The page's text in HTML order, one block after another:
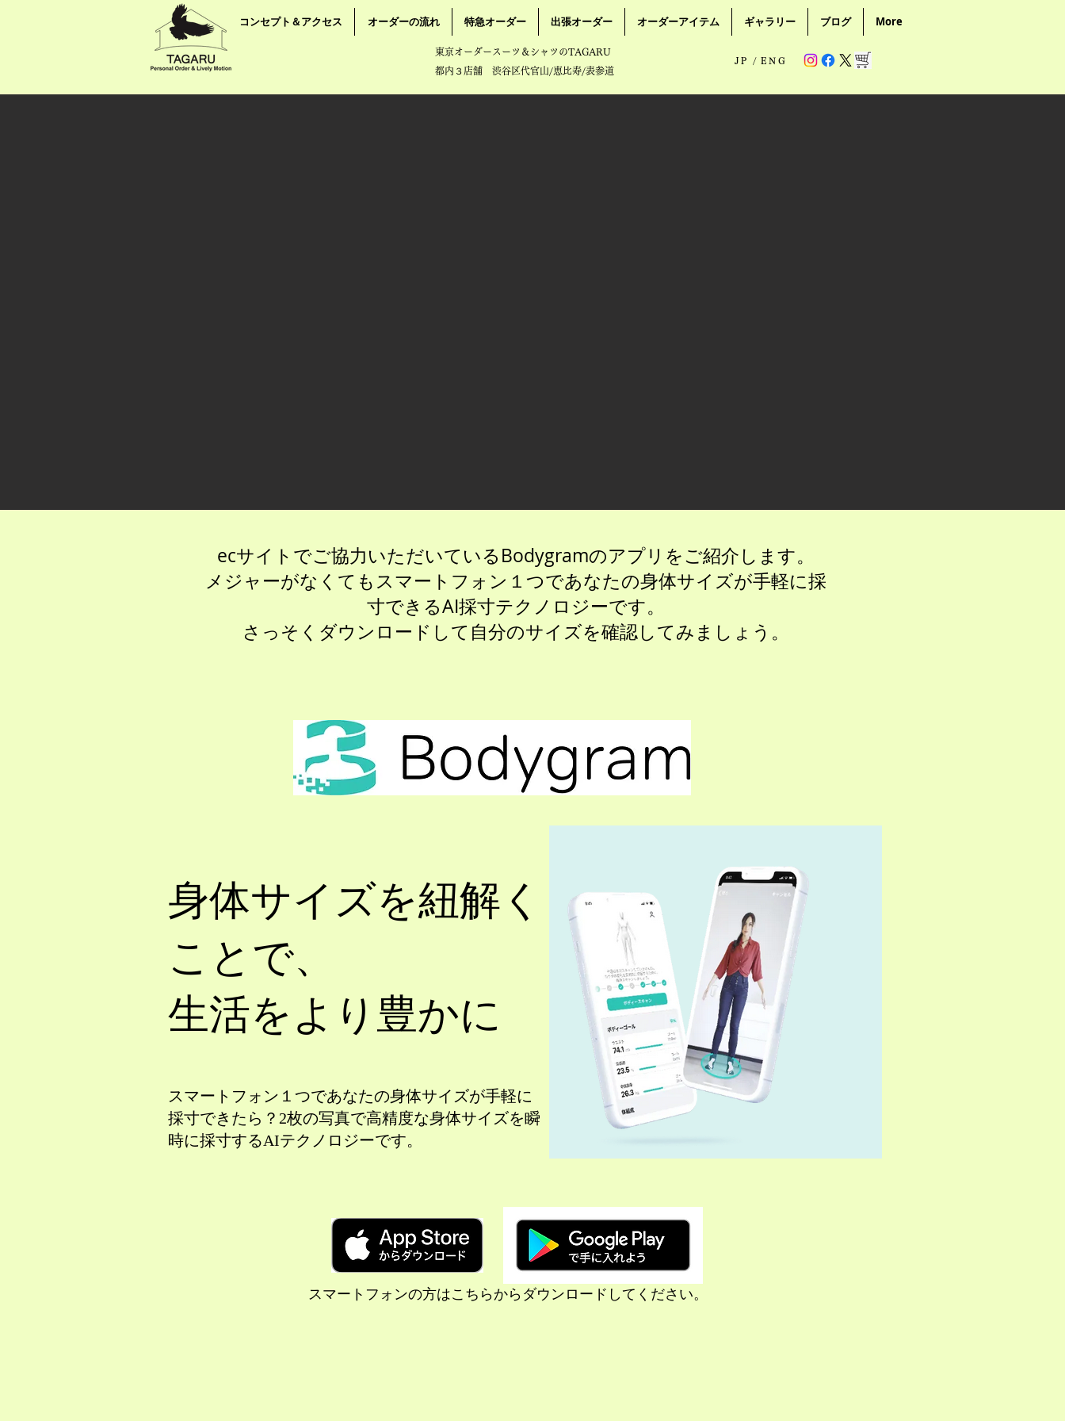
コンセプト＆アクセス オーダーの流れ 特急オーダー 出張オーダー オーダーアイテム ギャラリー ブログ More
東京オーダースーツ＆シャツのTAGARU
都内３店舗 渋谷区代官山/恵比寿/表参道
ENG
JP /
ecサイトでご協力いただいているBodygramのアプリをご紹介します。
メジャーがなくてもスマートフォン１つであなたの身体サイズが手軽に採
寸できるAI採寸テクノロジーです。
さっそくダウンロードして自分のサイズを確認してみましょう。
身体サイズを紐解く
ことで、
生活をより豊かに
スマートフォン１つであなたの身体サイズが手軽に
採寸できたら？2枚の写真で高精度な身体サイズを瞬
時に採寸するAIテクノロジーです。
スマートフォンの方はこちらからダウンロードしてください。